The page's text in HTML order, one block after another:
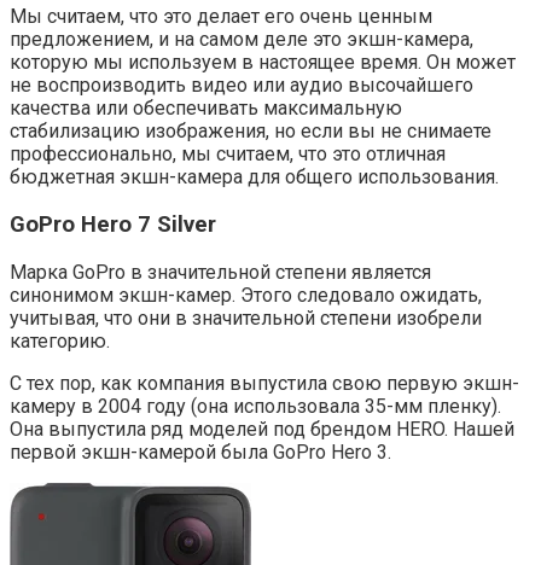
Мы считаем, что это делает его очень ценным
предложением, и на самом деле это экшн-камера,
которую мы используем в настоящее время. Он может
не воспроизводить видео или аудио высочайшего
качества или обеспечивать максимальную
стабилизацию изображения, но если вы не снимаете
профессионально, мы считаем, что это отличная
бюджетная экшн-камера для общего использования.
GoPro Hero 7 Silver
Марка GoPro в значительной степени является
синонимом экшн-камер. Этого следовало ожидать,
учитывая, что они в значительной степени изобрели
категорию.
С тех пор, как компания выпустила свою первую экшн-
камеру в 2004 году (она использовала 35-мм пленку).
Она выпустила ряд моделей под брендом HERO. Нашей
первой экшн-камерой была GoPro Hero 3.